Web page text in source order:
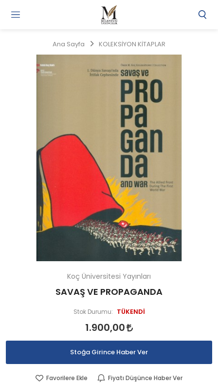
Ana Sayfa KOLEKSİYON KİTAPLAR
Koç Üniversitesi Yayınları
SAVAŞ VE PROPAGANDA
Stok Durumu: TÜKENDİ
1.900,00
Stoğa Girince Haber Ver
Favorilere Ekle Fiyatı Düşünce Haber Ver